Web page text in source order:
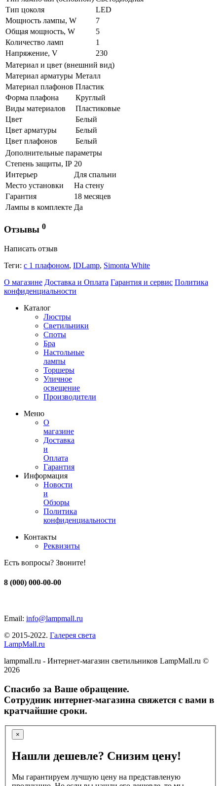
Тип цоколя
LED
Мощность лампы, W
7
Общая мощность, W
5
Количество ламп
1
Напряжение, V
230
Материал и цвет (внешний вид)
Материал арматуры Металл
Материал плафонов Пластик
Форма плафона
Круглый
Виды материалов
Пластиковые
Цвет
Белый
Цвет арматуры
Белый
Цвет плафонов
Белый
Дополнительные параметры
Степень защиты, IP 20
Интерьер
Для спальни
Место установки
На стену
Гарантия
18 месяцев
Лампы в комплекте Да
Отзывы 0
Написать отзыв
Теги: с 1 плафоном, IDLamp, Simonta White
О магазине Доставка и Оплата Гарантия и сервис Политика
конфиденциальности
Каталог
Люстры
Светильники
Споты
Бра
Настольные
лампы
Торшеры
Уличное
освещение
Производители
Меню
О
магазине
Доставка
и
Оплата
Гарантия
Информация
Новости
и
Обзоры
Политика
конфиденциальности
Контакты
Реквизиты
Есть вопросы? Звоните!
8 (000) 000-00-00
Email: info@lampmall.ru
© 2015-2022. Галерея света
LampMall.ru
lampmall.ru - Интернет-магазин светильников LampMall.ru ©
2026
Спасибо за Ваше обращение.
Сотрудник интернет-магазина свяжется с вами в
кратчайшие сроки.
×
Нашли дешевле? Снизим цену!
Мы гарантируем лучшую цену на представленую